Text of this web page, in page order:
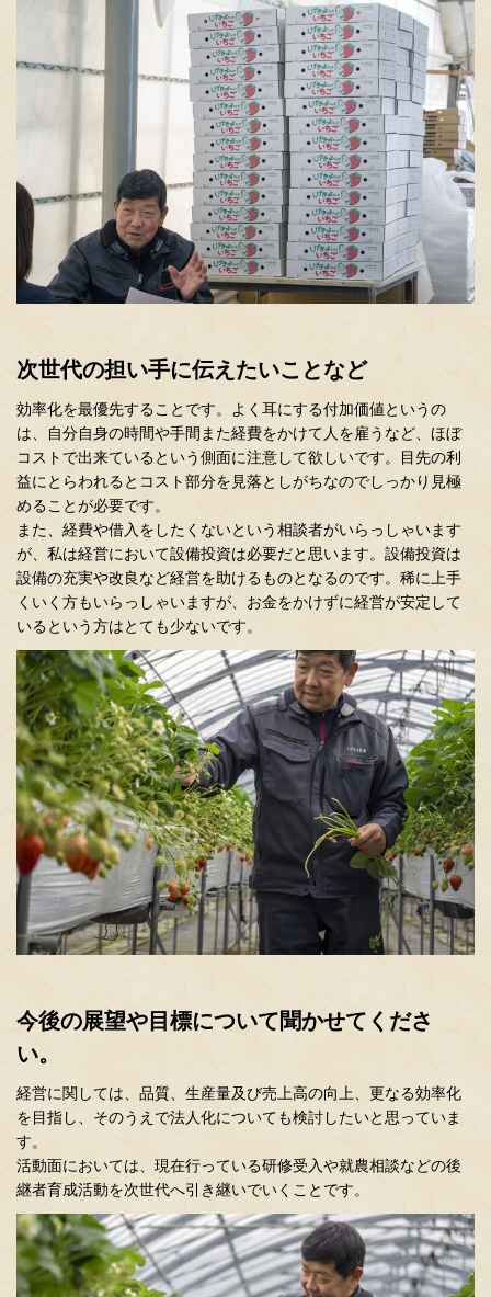
次世代の担い手に伝えたいことなど
効率化を最優先することです。よく耳にする付加価値というの
は、自分自身の時間や手間また経費をかけて人を雇うなど、ほぼ
コストで出来ているという側面に注意して欲しいです。目先の利
益にとらわれるとコスト部分を見落としがちなのでしっかり見極
めることが必要です。
また、経費や借入をしたくないという相談者がいらっしゃいます
が、私は経営において設備投資は必要だと思います。設備投資は
設備の充実や改良など経営を助けるものとなるのです。稀に上手
くいく方もいらっしゃいますが、お金をかけずに経営が安定して
いるという方はとても少ないです。
今後の展望や目標について聞かせてくださ
い。
経営に関しては、品質、生産量及び売上高の向上、更なる効率化
を目指し、そのうえで法人化についても検討したいと思っていま
す。
活動面においては、現在行っている研修受入や就農相談などの後
継者育成活動を次世代へ引き継いでいくことです。